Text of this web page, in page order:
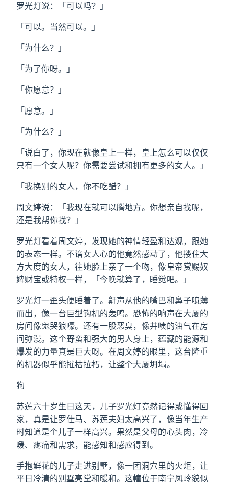
罗光灯说：「可以吗？」
「可以。当然可以。」
「为什么？」
「为了你呀。」
「你愿意？」
「愿意。」
「为什么？」
「说白了，你现在就像皇上一样，皇上怎么可以仅仅
只有一个女人呢？你需要尝试和拥有更多的女人。」
「我换别的女人，你不吃醋？」
周文婷说：「我现在就可以腾地方。你想亲自找呢，
还是我帮你找？」
罗光灯看着周文婷，发现她的神情轻盈和达观，跟她
的表态一样。不谙女人心的他竟然感动了，他搂住大
方大度的女人，往她脸上亲了一个吻，像皇帝赏赐奴
婢财宝或特权一样，「今晚就算了，睡觉吧。」
罗光灯一歪头便睡着了。鼾声从他的嘴巴和鼻子喷薄
而出，像一台巨型钩机的轰鸣。恐怖的响声在大厦的
房间像鬼哭狼嚎。还有一股恶臭，像井喷的油气在房
间弥漫。这个野蛮和强大的男人身上，蕴藏的能源和
爆发的力量真是巨大呀。在周文婷的眼里，这台隆重
的机器似乎能摧枯拉朽，让整个大厦坍塌。
狗
苏莲六十岁生日这天，儿子罗光灯竟然记得或懂得回
家，真是让罗仕马、苏莲夫妇太高兴了，像当年生产
时知道是个儿子一样高兴。果然是父母的心头肉，冷
暖、疼痛和需求，能感知和感应得到。
手抱鲜花的儿子走进别墅，像一团洞穴里的火炬，让
平日冷清的别墅亮堂和暖和。这幢位于南宁凤岭貌似